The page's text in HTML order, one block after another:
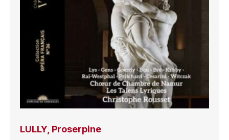
LULLY, Proserpine